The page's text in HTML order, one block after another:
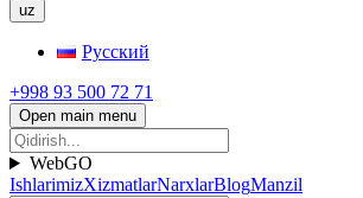
uz
Русский
+998 93 500 72 71
Open main menu
WebGO
IshlarimizXizmatlarNarxlarBlogManzil